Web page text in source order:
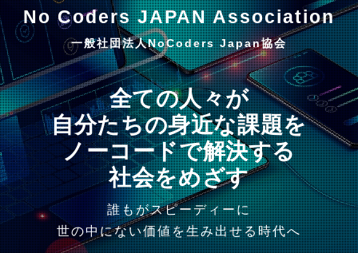
No Code サービスを動画で紹介
ノーコードコラム
No Coders JAPAN Association
一般社団法人NoCoders Japan協会
全ての人々が
自分たちの身近な課題を
ノーコードで解決する
社会をめざす
誰もがスピーディーに
世の中にない価値を生み出せる時代へ